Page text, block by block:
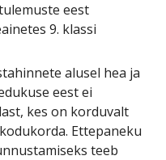
eest
9. klassi
alusel hea ja
eest ei
kes on korduvalt
Ettepaneku
teeb